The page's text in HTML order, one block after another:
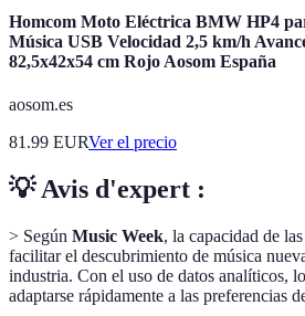
Homcom Moto Eléctrica BMW HP4
Música USB Velocidad 2,5 km/h
82,5x42x54 cm Rojo Aosom España
aosom.es
81.99 EURVer el precio
💡 Avis d'expert :
> Según Music Week, la capacidad de
facilitar el descubrimiento de música
industria. Con el uso de datos analíticos,
adaptarse rápidamente a las preferencias